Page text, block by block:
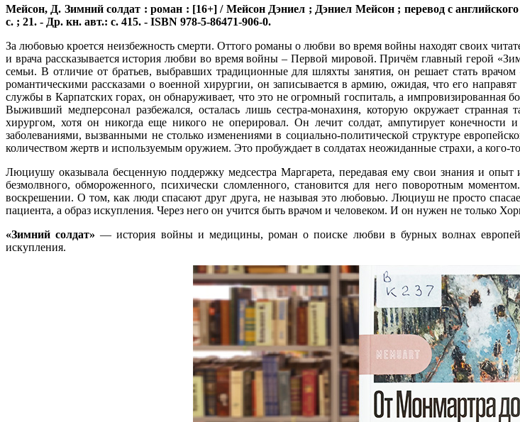
Мейсон, Д. Зимний солдат : роман : [16+] / Мейсон Дэниел ; Дэниел Мейсон ; перевод с
с. ; 21. - Др. кн. авт.: с. 415. - ISBN 978-5-86471-906-0.
За любовью кроется неизбежность смерти. Оттого романы о любви во время войны находят своих
и врача рассказывается история любви во время войны – Первой мировой. Причём главный герой
семьи. В отличие от братьев, выбравших традиционные для шляхты занятия, он решает стать
романтическими рассказами о военной хирургии, он записывается в армию, ожидая, что его
службы в Карпатских горах, он обнаруживает, что это не огромный госпиталь, а импровизированная
Выживший медперсонал разбежался, осталась лишь сестра-монахиня, которую окружает
хирургом, хотя он никогда еще никого не оперировал. Он лечит солдат, ампутирует конечности
заболеваниями, вызванными не столько изменениями в социально-политической структуре
количеством жертв и используемым оружием. Это пробуждает в солдатах неожиданные страхи, а кого-
Люциушу оказывала бесценную поддержку медсестра Маргарета, передавая ему свои знания и
безмолвного, обмороженного, психически сломленного, становится для него поворотным
воскрешении. О том, как люди спасают друг друга, не называя это любовью. Люциуш не просто
пациента, а образ искупления. Через него он учится быть врачом и человеком. И он нужен не только
«Зимний солдат» — история войны и медицины, роман о поиске любви в бурных волнах
искупления.